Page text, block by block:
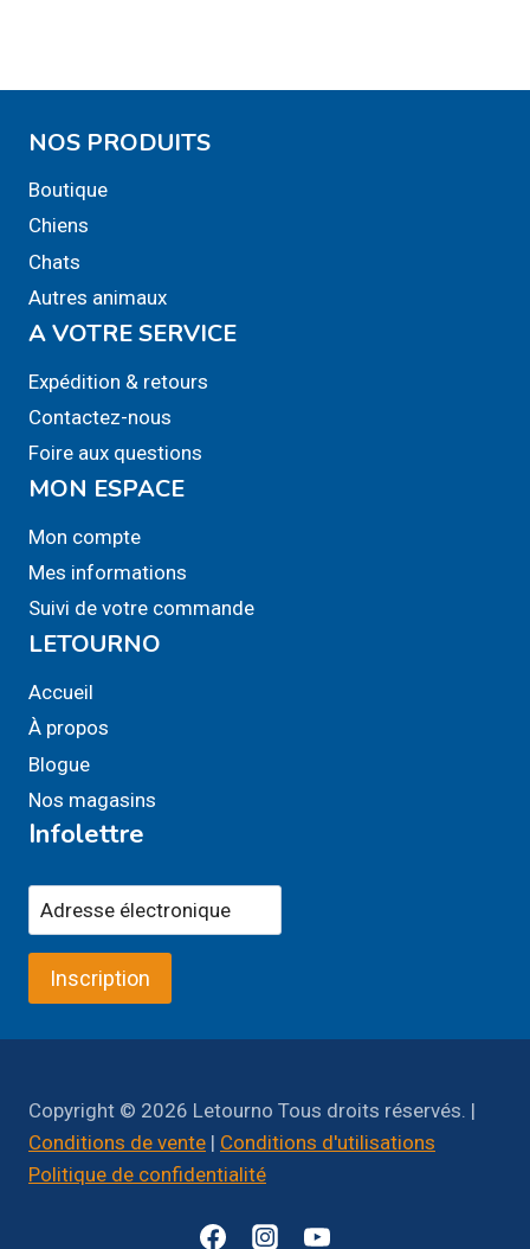
NOS PRODUITS
Boutique
Chiens
Chats
Autres animaux
A VOTRE SERVICE
Expédition & retours
Contactez-nous
Foire aux questions
MON ESPACE
Mon compte
Mes informations
Suivi de votre commande
LETOURNO
Accueil
À propos
Blogue
Nos magasins
Infolettre
Inscription
Copyright © 2026 Letourno Tous droits réservés. |
Conditions de vente | Conditions d'utilisations
Politique de confidentialité